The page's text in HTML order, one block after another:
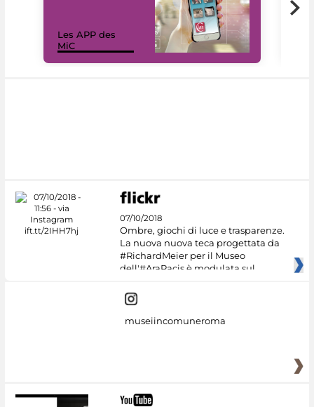
Les APP des
MiC
07/10/2018
Ombre, giochi di luce e trasparenze.
La nuova nuova teca progettata da
#RichardMeier per il Museo
dell'#AraPacis è modulata sul
museiincomuneroma